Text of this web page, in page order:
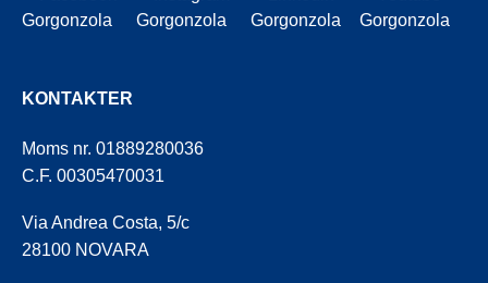
KONTAKTER
Moms nr. 01889280036
C.F. 00305470031
Via Andrea Costa, 5/c
28100 NOVARA